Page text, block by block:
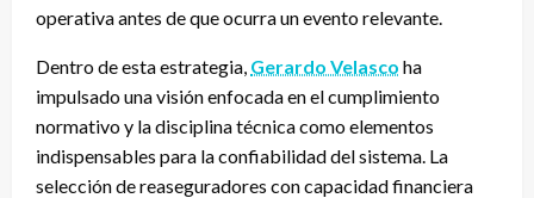
operativa antes de que ocurra un evento relevante.
Dentro de esta estrategia, Gerardo Velasco ha
impulsado una visión enfocada en el cumplimiento
normativo y la disciplina técnica como elementos
indispensables para la confiabilidad del sistema. La
selección de reaseguradores con capacidad financiera